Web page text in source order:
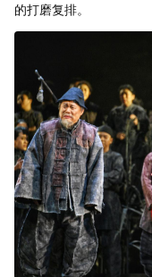
的打磨复排。